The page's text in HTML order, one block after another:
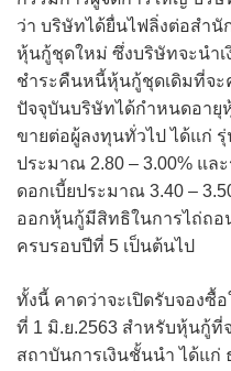
ว่า บริษัทได้ยื่นไฟลิ่งต่อสำนั
หุ้นกู้ชุดใหม่ ซึ่งบริษัทจะนำเ
ชำระคืนหนี้หุ้นกู้ชุดเดิมที่จ
ปัจจุบันบริษัทได้กำหนดอายุ
ขายต่อผู้ลงทุนทั่วไป ได้แก่
ประมาณ 2.80 – 3.00% แล
ดอกเบี้ยประมาณ 3.40 –
ออกหุ้นกู้มีสิทธิในการไถ่ถ
ครบรอบปีที่ 5 เป็นต้นไป
ทั้งนี้ คาดว่าจะเปิดรับจองซื้
ที่ 1 มิ.ย.2563 สำหรับหุ้นกู้ที่
สถาบันการเงินชั้นนำ ได้แก่